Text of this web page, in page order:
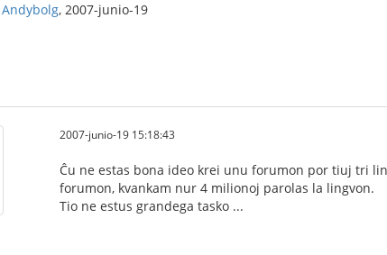
Andybolg, 2007-junio-19
2007-junio-19 15:18:43
Ĉu ne estas bona ideo krei unu forumon por tiuj tri
forumon, kvankam nur 4 milionoj parolas la lingvon.
Tio ne estus grandega tasko ...